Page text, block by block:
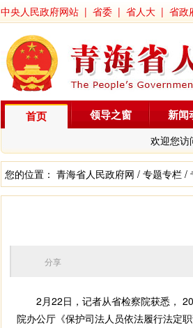
中央人民政府网站 | 省委 | 省人大 | 省政
首页
欢迎您访
领导之窗 新闻
您的位置： 青海省人民政府网 / 专题专栏 /
分享
2月22日，记者从省检察院获悉，
院办公厅《保护司法人员依法履行法定